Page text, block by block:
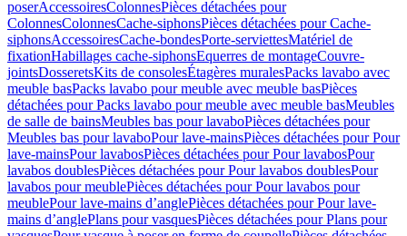
poserAccessoiresColonnesPièces détachées pour
ColonnesColonnesCache-siphonsPièces détachées pour Cache-
siphonsAccessoiresCache-bondesPorte-serviettesMatériel de
fixationHabillages cache-siphonsEquerres de montageCouvre-
jointsDosseretsKits de consolesÉtagères muralesPacks lavabo avec
meuble basPacks lavabo pour meuble avec meuble basPièces
détachées pour Packs lavabo pour meuble avec meuble basMeubles
de salle de bainsMeubles bas pour lavaboPièces détachées pour
Meubles bas pour lavaboPour lave-mainsPièces détachées pour Pour
lave-mainsPour lavabosPièces détachées pour Pour lavabosPour
lavabos doublesPièces détachées pour Pour lavabos doublesPour
lavabos pour meublePièces détachées pour Pour lavabos pour
meublePour lave-mains d’anglePièces détachées pour Pour lave-
mains d’anglePlans pour vasquesPièces détachées pour Plans pour